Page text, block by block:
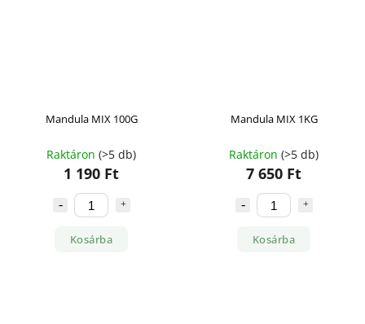
Mandula MIX 100G
Raktáron (>5 db)
1 190 Ft
Kosárba
Mandula MIX 1KG
Raktáron (>5 db)
7 650 Ft
Kosárba